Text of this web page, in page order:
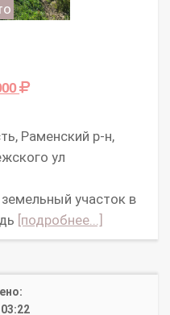
Раменский р-н,
ул
участок в
[подробнее...]